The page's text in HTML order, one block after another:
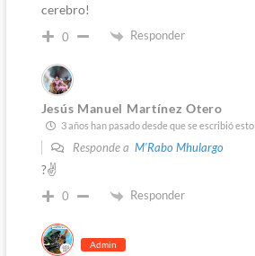
cerebro!
0 Responder
Jesús Manuel Martínez Otero
3 años han pasado desde que se escribió esto
Responde a M'Rabo Mhulargo
?✌️
0 Responder
Admin